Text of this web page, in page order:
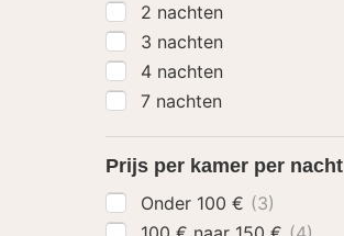
2 nachten
3 nachten
4 nachten
7 nachten
Prijs per kamer per nacht
Onder 100 € (3)